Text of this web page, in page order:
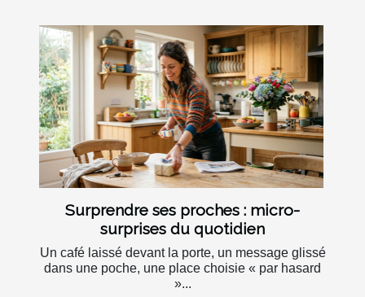
Surprendre ses proches : micro-
surprises du quotidien
Un café laissé devant la porte, un message glissé
dans une poche, une place choisie « par hasard
»...